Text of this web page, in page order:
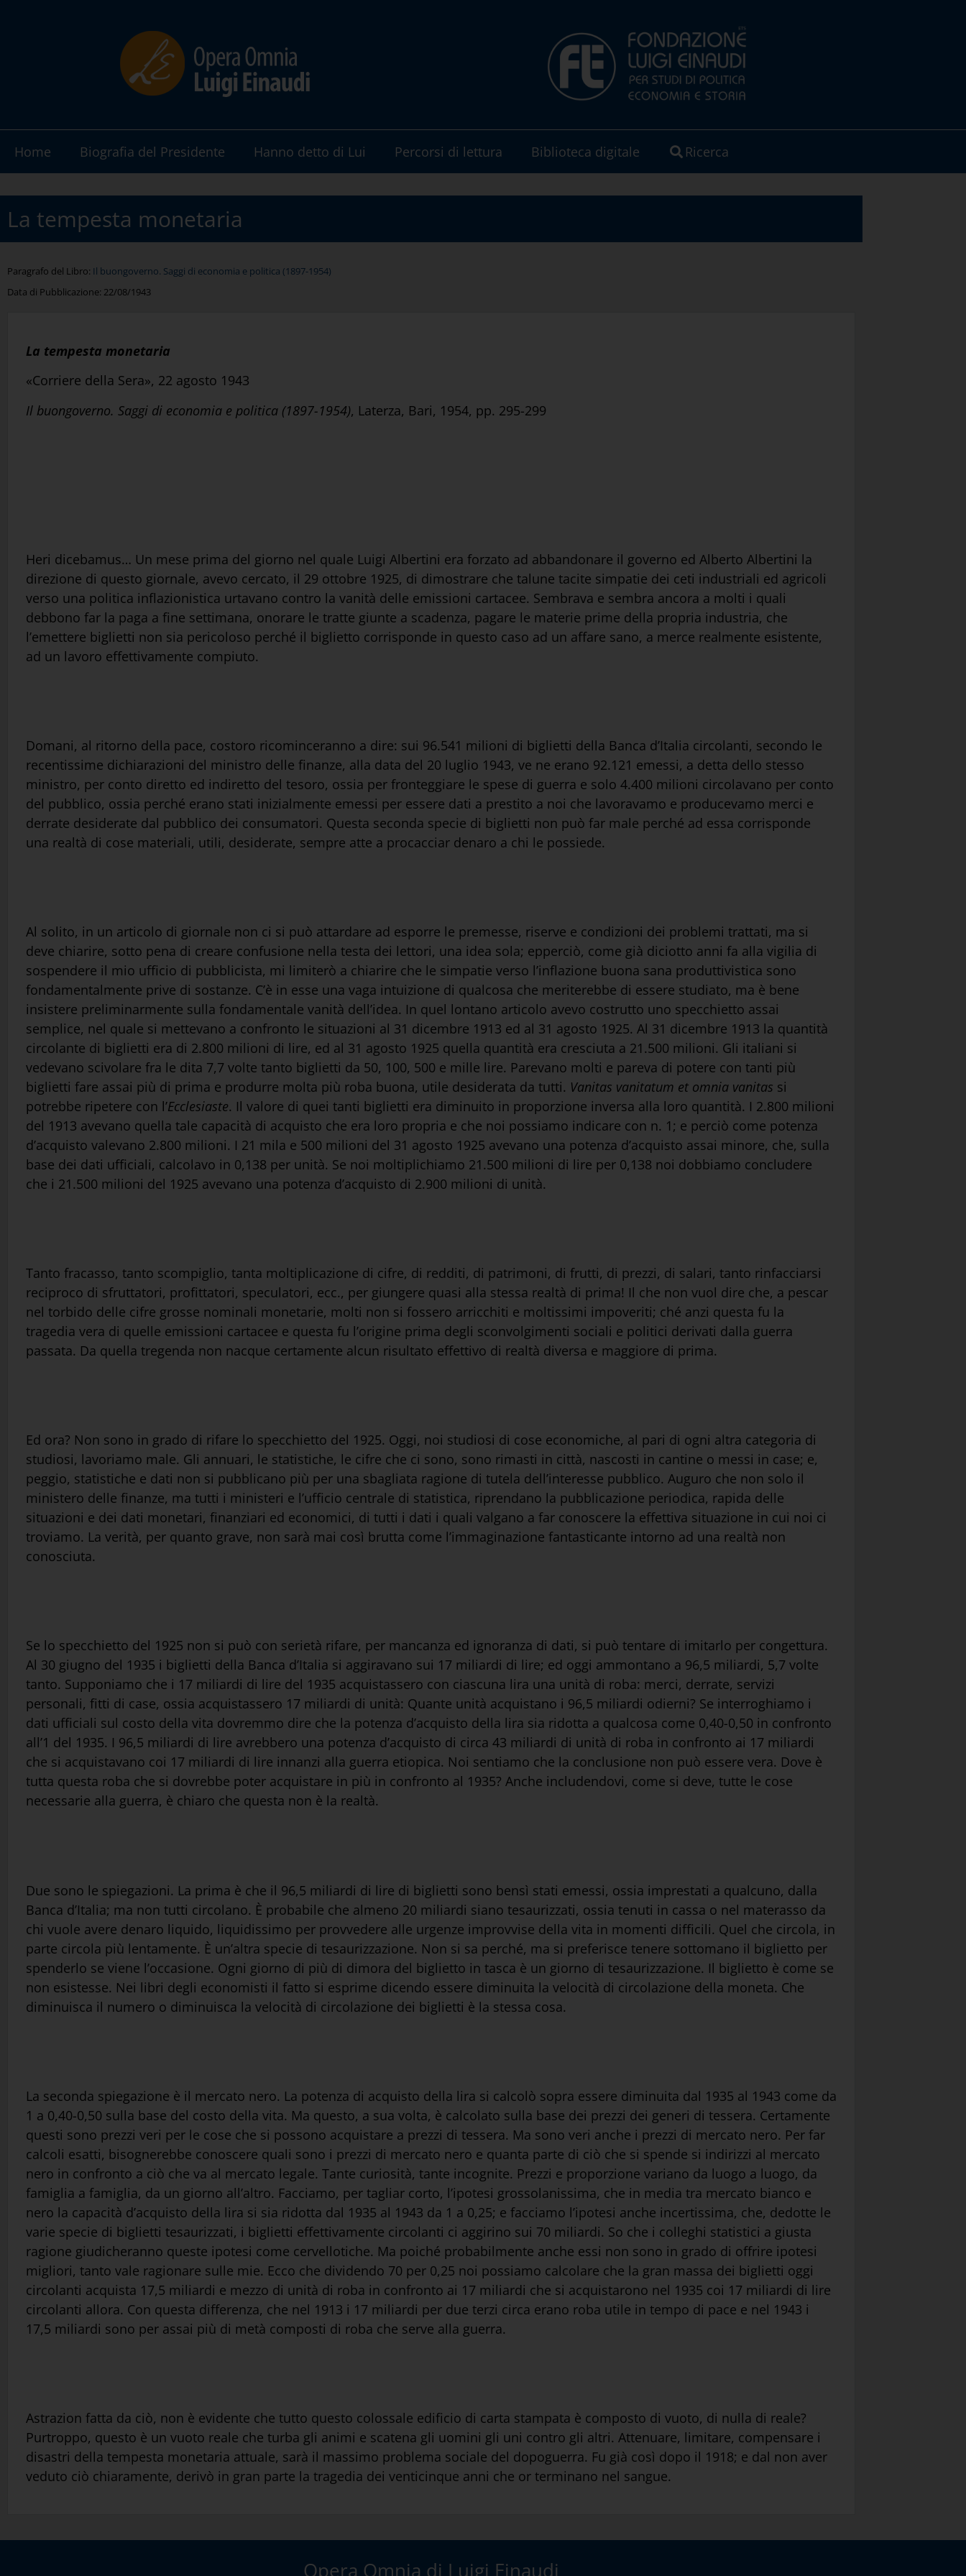
Home Biografia del Presidente Hanno detto di Lui Percorsi di lettura Biblioteca digitale Ricerca
La tempesta monetaria
Paragrafo del Libro: Il buongoverno. Saggi di economia e politica (1897-1954)
Data di Pubblicazione: 22/08/1943
La tempesta monetaria
«Corriere della Sera», 22 agosto 1943
Il buongoverno. Saggi di economia e politica (1897-1954), Laterza, Bari, 1954, pp. 295-299
Heri dicebamus… Un mese prima del giorno nel quale Luigi Albertini era forzato ad abbandonare il governo ed Alberto Albertini la
direzione di questo giornale, avevo cercato, il 29 ottobre 1925, di dimostrare che talune tacite simpatie dei ceti industriali ed agricoli
verso una politica inflazionistica urtavano contro la vanità delle emissioni cartacee. Sembrava e sembra ancora a molti i quali
debbono far la paga a fine settimana, onorare le tratte giunte a scadenza, pagare le materie prime della propria industria, che
l’emettere biglietti non sia pericoloso perché il biglietto corrisponde in questo caso ad un affare sano, a merce realmente esistente,
ad un lavoro effettivamente compiuto.
Domani, al ritorno della pace, costoro ricominceranno a dire: sui 96.541 milioni di biglietti della Banca d’Italia circolanti, secondo le
recentissime dichiarazioni del ministro delle finanze, alla data del 20 luglio 1943, ve ne erano 92.121 emessi, a detta dello stesso
ministro, per conto diretto ed indiretto del tesoro, ossia per fronteggiare le spese di guerra e solo 4.400 milioni circolavano per conto
del pubblico, ossia perché erano stati inizialmente emessi per essere dati a prestito a noi che lavoravamo e producevamo merci e
derrate desiderate dal pubblico dei consumatori. Questa seconda specie di biglietti non può far male perché ad essa corrisponde
una realtà di cose materiali, utili, desiderate, sempre atte a procacciar denaro a chi le possiede.
Al solito, in un articolo di giornale non ci si può attardare ad esporre le premesse, riserve e condizioni dei problemi trattati, ma si
deve chiarire, sotto pena di creare confusione nella testa dei lettori, una idea sola; epperciò, come già diciotto anni fa alla vigilia di
sospendere il mio ufficio di pubblicista, mi limiterò a chiarire che le simpatie verso l’inflazione buona sana produttivistica sono
fondamentalmente prive di sostanze. C’è in esse una vaga intuizione di qualcosa che meriterebbe di essere studiato, ma è bene
insistere preliminarmente sulla fondamentale vanità dell’idea. In quel lontano articolo avevo costrutto uno specchietto assai
semplice, nel quale si mettevano a confronto le situazioni al 31 dicembre 1913 ed al 31 agosto 1925. Al 31 dicembre 1913 la quantità
circolante di biglietti era di 2.800 milioni di lire, ed al 31 agosto 1925 quella quantità era cresciuta a 21.500 milioni. Gli italiani si
vedevano scivolare fra le dita 7,7 volte tanto biglietti da 50, 100, 500 e mille lire. Parevano molti e pareva di potere con tanti più
biglietti fare assai più di prima e produrre molta più roba buona, utile desiderata da tutti. Vanitas vanitatum et omnia vanitas si
potrebbe ripetere con l’Ecclesiaste. Il valore di quei tanti biglietti era diminuito in proporzione inversa alla loro quantità. I 2.800 milioni
del 1913 avevano quella tale capacità di acquisto che era loro propria e che noi possiamo indicare con n. 1; e perciò come potenza
d’acquisto valevano 2.800 milioni. I 21 mila e 500 milioni del 31 agosto 1925 avevano una potenza d’acquisto assai minore, che, sulla
base dei dati ufficiali, calcolavo in 0,138 per unità. Se noi moltiplichiamo 21.500 milioni di lire per 0,138 noi dobbiamo concludere
che i 21.500 milioni del 1925 avevano una potenza d’acquisto di 2.900 milioni di unità.
Tanto fracasso, tanto scompiglio, tanta moltiplicazione di cifre, di redditi, di patrimoni, di frutti, di prezzi, di salari, tanto rinfacciarsi
reciproco di sfruttatori, profittatori, speculatori, ecc., per giungere quasi alla stessa realtà di prima! Il che non vuol dire che, a pescar
nel torbido delle cifre grosse nominali monetarie, molti non si fossero arricchiti e moltissimi impoveriti; ché anzi questa fu la
tragedia vera di quelle emissioni cartacee e questa fu l’origine prima degli sconvolgimenti sociali e politici derivati dalla guerra
passata. Da quella tregenda non nacque certamente alcun risultato effettivo di realtà diversa e maggiore di prima.
Ed ora? Non sono in grado di rifare lo specchietto del 1925. Oggi, noi studiosi di cose economiche, al pari di ogni altra categoria di
studiosi, lavoriamo male. Gli annuari, le statistiche, le cifre che ci sono, sono rimasti in città, nascosti in cantine o messi in case; e,
peggio, statistiche e dati non si pubblicano più per una sbagliata ragione di tutela dell’interesse pubblico. Auguro che non solo il
ministero delle finanze, ma tutti i ministeri e l’ufficio centrale di statistica, riprendano la pubblicazione periodica, rapida delle
situazioni e dei dati monetari, finanziari ed economici, di tutti i dati i quali valgano a far conoscere la effettiva situazione in cui noi ci
troviamo. La verità, per quanto grave, non sarà mai così brutta come l’immaginazione fantasticante intorno ad una realtà non
conosciuta.
Se lo specchietto del 1925 non si può con serietà rifare, per mancanza ed ignoranza di dati, si può tentare di imitarlo per congettura.
Al 30 giugno del 1935 i biglietti della Banca d’Italia si aggiravano sui 17 miliardi di lire; ed oggi ammontano a 96,5 miliardi, 5,7 volte
tanto. Supponiamo che i 17 miliardi di lire del 1935 acquistassero con ciascuna lira una unità di roba: merci, derrate, servizi
personali, fitti di case, ossia acquistassero 17 miliardi di unità: Quante unità acquistano i 96,5 miliardi odierni? Se interroghiamo i
dati ufficiali sul costo della vita dovremmo dire che la potenza d’acquisto della lira sia ridotta a qualcosa come 0,40-0,50 in confronto
all’1 del 1935. I 96,5 miliardi di lire avrebbero una potenza d’acquisto di circa 43 miliardi di unità di roba in confronto ai 17 miliardi
che si acquistavano coi 17 miliardi di lire innanzi alla guerra etiopica. Noi sentiamo che la conclusione non può essere vera. Dove è
tutta questa roba che si dovrebbe poter acquistare in più in confronto al 1935? Anche includendovi, come si deve, tutte le cose
necessarie alla guerra, è chiaro che questa non è la realtà.
Due sono le spiegazioni. La prima è che il 96,5 miliardi di lire di biglietti sono bensì stati emessi, ossia imprestati a qualcuno, dalla
Banca d’Italia; ma non tutti circolano. È probabile che almeno 20 miliardi siano tesaurizzati, ossia tenuti in cassa o nel materasso da
chi vuole avere denaro liquido, liquidissimo per provvedere alle urgenze improvvise della vita in momenti difficili. Quel che circola, in
parte circola più lentamente. È un’altra specie di tesaurizzazione. Non si sa perché, ma si preferisce tenere sottomano il biglietto per
spenderlo se viene l’occasione. Ogni giorno di più di dimora del biglietto in tasca è un giorno di tesaurizzazione. Il biglietto è come se
non esistesse. Nei libri degli economisti il fatto si esprime dicendo essere diminuita la velocità di circolazione della moneta. Che
diminuisca il numero o diminuisca la velocità di circolazione dei biglietti è la stessa cosa.
La seconda spiegazione è il mercato nero. La potenza di acquisto della lira si calcolò sopra essere diminuita dal 1935 al 1943 come da
1 a 0,40-0,50 sulla base del costo della vita. Ma questo, a sua volta, è calcolato sulla base dei prezzi dei generi di tessera. Certamente
questi sono prezzi veri per le cose che si possono acquistare a prezzi di tessera. Ma sono veri anche i prezzi di mercato nero. Per far
calcoli esatti, bisognerebbe conoscere quali sono i prezzi di mercato nero e quanta parte di ciò che si spende si indirizzi al mercato
nero in confronto a ciò che va al mercato legale. Tante curiosità, tante incognite. Prezzi e proporzione variano da luogo a luogo, da
famiglia a famiglia, da un giorno all’altro. Facciamo, per tagliar corto, l’ipotesi grossolanissima, che in media tra mercato bianco e
nero la capacità d’acquisto della lira si sia ridotta dal 1935 al 1943 da 1 a 0,25; e facciamo l’ipotesi anche incertissima, che, dedotte le
varie specie di biglietti tesaurizzati, i biglietti effettivamente circolanti ci aggirino sui 70 miliardi. So che i colleghi statistici a giusta
ragione giudicheranno queste ipotesi come cervellotiche. Ma poiché probabilmente anche essi non sono in grado di offrire ipotesi
migliori, tanto vale ragionare sulle mie. Ecco che dividendo 70 per 0,25 noi possiamo calcolare che la gran massa dei biglietti oggi
circolanti acquista 17,5 miliardi e mezzo di unità di roba in confronto ai 17 miliardi che si acquistarono nel 1935 coi 17 miliardi di lire
circolanti allora. Con questa differenza, che nel 1913 i 17 miliardi per due terzi circa erano roba utile in tempo di pace e nel 1943 i
17,5 miliardi sono per assai più di metà composti di roba che serve alla guerra.
Astrazion fatta da ciò, non è evidente che tutto questo colossale edificio di carta stampata è composto di vuoto, di nulla di reale?
Purtroppo, questo è un vuoto reale che turba gli animi e scatena gli uomini gli uni contro gli altri. Attenuare, limitare, compensare i
disastri della tempesta monetaria attuale, sarà il massimo problema sociale del dopoguerra. Fu già così dopo il 1918; e dal non aver
veduto ciò chiaramente, derivò in gran parte la tragedia dei venticinque anni che or terminano nel sangue.
Opera Omnia di Luigi Einaudi